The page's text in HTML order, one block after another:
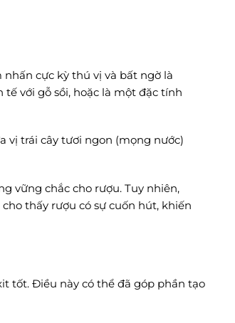
cực kỳ thú vị và bất ngờ là
với gỗ sồi, hoặc là một đặc tính
vị trái cây tươi ngon (mọng nước)
vững chắc cho rượu. Tuy nhiên,
cho thấy rượu có sự cuốn hút, khiến
tốt. Điều này có thể đã góp phần tạo